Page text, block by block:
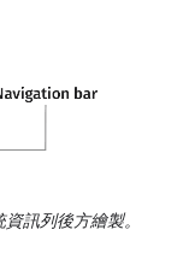
訊列後方繪製。